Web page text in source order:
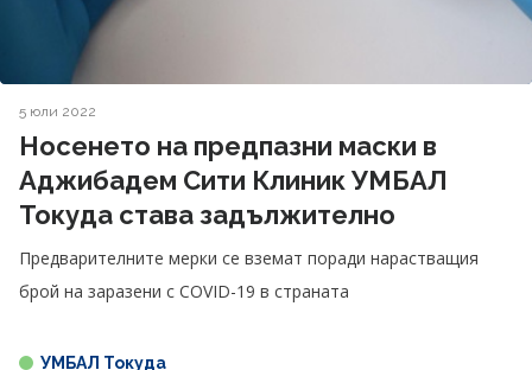
5 юли 2022
Носенето на предпазни маски в
Аджибадем Сити Клиник УМБАЛ
Токуда става задължително
Предварителните мерки се вземат поради нарастващия
брой на заразени с COVID-19 в страната
УМБАЛ Токуда